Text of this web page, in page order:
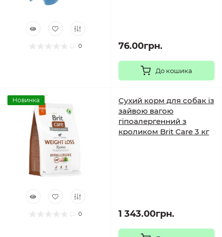
0 76.00грн.
До кошика
Новинка
0
Сухий корм для собак із
зайвою вагою
гіпоалергенний з
кроликом Brit Care 3 кг
1 343.00грн.